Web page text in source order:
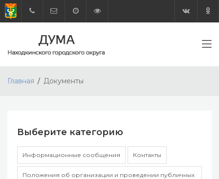
Главная Документы
Выберите категорию
Информационные сообщения Контакты
Положения об организации и проведении публичных